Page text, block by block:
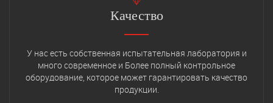
Качество
У нас есть собственная испытательная лаборатория и
много современное и Более полный контрольное
оборудование, которое может гарантировать качество
продукции.